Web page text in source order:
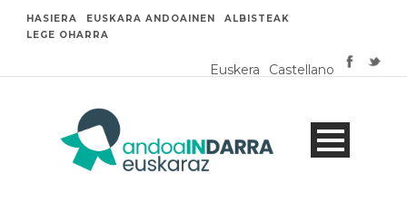
HASIERA EUSKARA ANDOAINEN
ALBISTEAK
LEGE OHARRA
Euskera Castellano